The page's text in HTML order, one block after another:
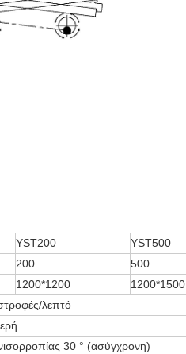
YST200
YST500
200
500
1200*1200
1200*1500
λεπτό
30 ° (ασύγχρονη)